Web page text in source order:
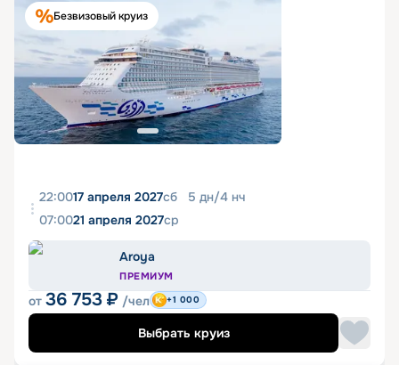
Безвизовый круиз
22:0017 апреля 2027сб 5 дн/4 нч
07:0021 апреля 2027ср
Aroya
ПРЕМИУМ
от 36 753 ₽ /чел +1 000
Выбрать круиз